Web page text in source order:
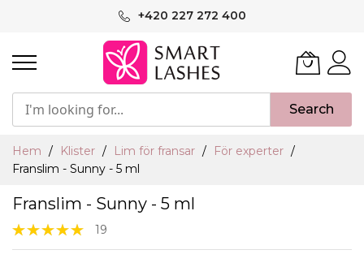
+420 227 272 400
Search
Hem Klister Lim för fransar
För experter
Franslim - Sunny - 5 ml
Franslim - Sunny - 5 ml
Rating:
100%
19